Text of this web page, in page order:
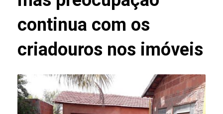
continua com os
criadouros nos imóveis